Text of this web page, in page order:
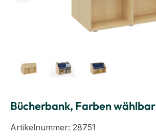
Bücherbank, Farben wählbar
Artikelnummer: 28751